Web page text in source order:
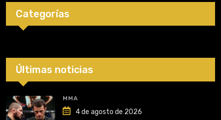
Categorías
Últimas noticias
MMA
4 de agosto de 2026